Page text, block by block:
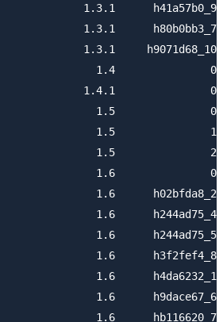
1.3.1      h41a57b0_9
1.3.1      h80b0bb3_7
1.3.1     h9071d68_10
1.4               0
1.4.1               0
1.5               0
1.5               1
1.5               2
1.6               0
1.6      h02bfda8_2
1.6      h244ad75_4
1.6      h244ad75_5
1.6      h3f2fef4_8
1.6      h4da6232_1
1.6      h9dace67_6
1.6      hb116620_7